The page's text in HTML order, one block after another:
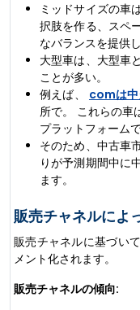
ミッドサイズの車
択肢を作る、スペ
なバランスを提供し
大型車は、大型車
ことが多い。
例えば、 comは中
所で。 これらの車
プラットフォーム
そのため、中古車
りが予測期間中に
ます。
販売チャネルによ
販売チャネルに基づい
メント化されます。
販売チャネルの傾向: